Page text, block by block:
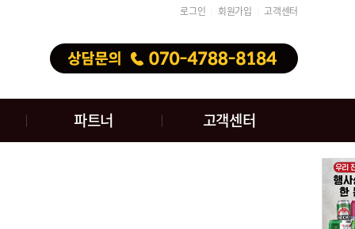
로그인 회원가입 고객센터
파트너 고객센터